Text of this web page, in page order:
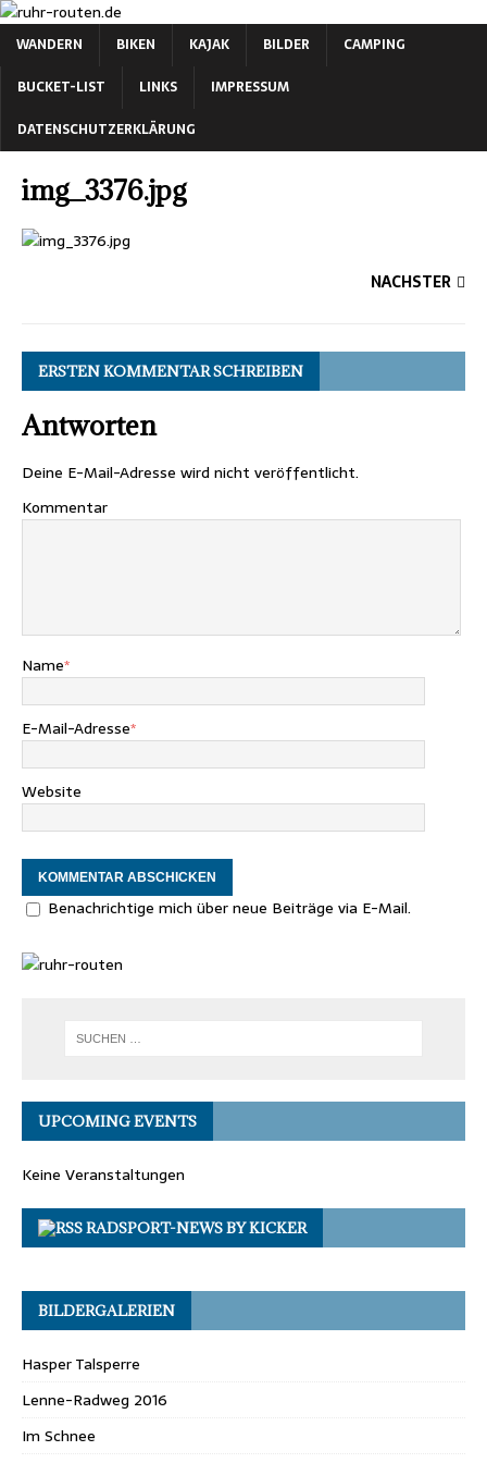
WANDERN BIKEN KAJAK BILDER
CAMPING
BUCKET-LIST
LINKS
IMPRESSUM
DATENSCHUTZERKLÄRUNG
img_3376.jpg
NÄCHSTER
ERSTEN KOMMENTAR SCHREIBEN
Antworten
Deine E-Mail-Adresse wird nicht veröffentlicht.
Kommentar
Name*
E-Mail-Adresse*
Website
Benachrichtige mich über neue Beiträge via E-Mail.
UPCOMING EVENTS
Keine Veranstaltungen
RADSPORT-NEWS BY KICKER
BILDERGALERIEN
Hasper Talsperre
Lenne-Radweg 2016
Im Schnee